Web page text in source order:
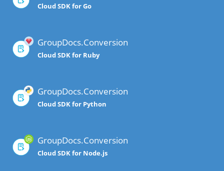
Cloud SDK for Go
GroupDocs.Conversion
Cloud SDK for Ruby
GroupDocs.Conversion
Cloud SDK for Python
GroupDocs.Conversion
Cloud SDK for Node.js